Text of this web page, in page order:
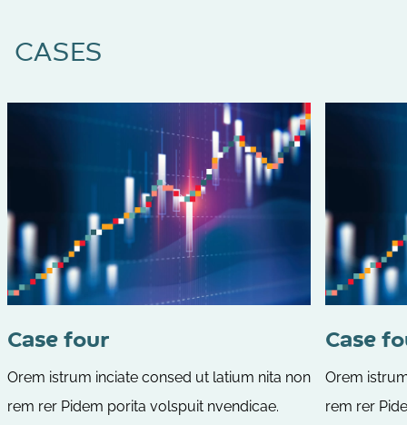
CASES
Case four
Orem istrum inciate consed ut latium nita non
rem rer Pidem porita volspuit nvendicae.
Case
Orem
rem rer